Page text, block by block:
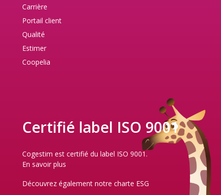
Carrière
Portail client
Qualité
Estimer
Coopelia
Certifié label ISO 9001
Cogestim est certifié du label ISO 9001.
En savoir plus
Découvrez également notre charte ESG